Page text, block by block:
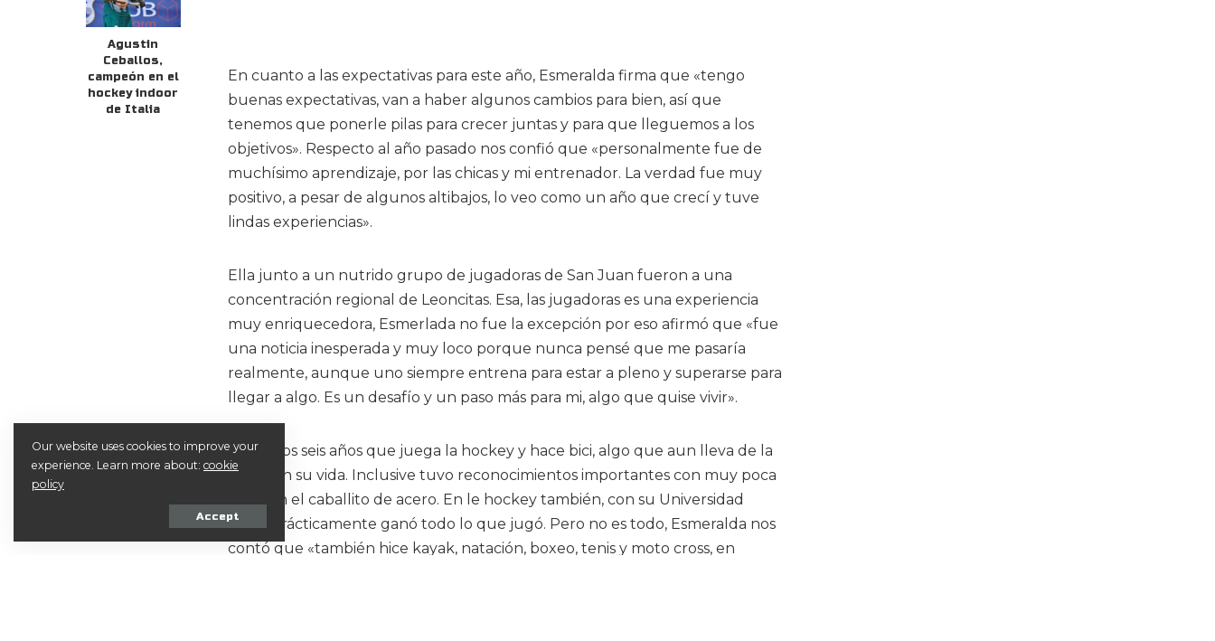
Agustin
Ceballos,
campeón en el
hockey indoor
de Italia
En cuanto a las expectativas para este año, Esmeralda firma que «tengo
buenas expectativas, van a haber algunos cambios para bien, así que
tenemos que ponerle pilas para crecer juntas y para que lleguemos a los
objetivos». Respecto al año pasado nos confió que «personalmente fue de
muchísimo aprendizaje, por las chicas y mi entrenador. La verdad fue muy
positivo, a pesar de algunos altibajos, lo veo como un año que crecí y tuve
lindas experiencias».
Ella junto a un nutrido grupo de jugadoras de San Juan fueron a una
concentración regional de Leoncitas. Esa, las jugadoras es una experiencia
muy enriquecedora, Esmerlada no fue la excepción por eso afirmó que «fue
una noticia inesperada y muy loco porque nunca pensé que me pasaría
realmente, aunque uno siempre entrena para estar a pleno y superarse para
llegar a algo. Es un desafío y un paso más para mi, algo que quise vivir».
Desde los seis años que juega la hockey y hace bici, algo que aun lleva de la
mano en su vida. Inclusive tuvo reconocimientos importantes con muy poca
edad en el caballito de acero. En le hockey también, con su Universidad
natal, prácticamente ganó todo lo que jugó. Pero no es todo, Esmeralda nos
contó que «también hice kayak, natación, boxeo, tenis y moto cross, en
Our website uses cookies to improve your
experience. Learn more about: cookie
policy
Accept